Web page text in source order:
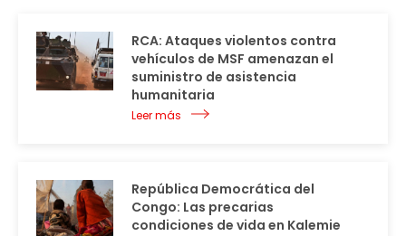
RCA: Ataques violentos contra
vehículos de MSF amenazan el
suministro de asistencia
humanitaria
Leer más
República Democrática del
Congo: Las precarias
condiciones de vida en Kalemie